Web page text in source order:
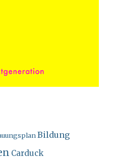
Bildung
Carduck